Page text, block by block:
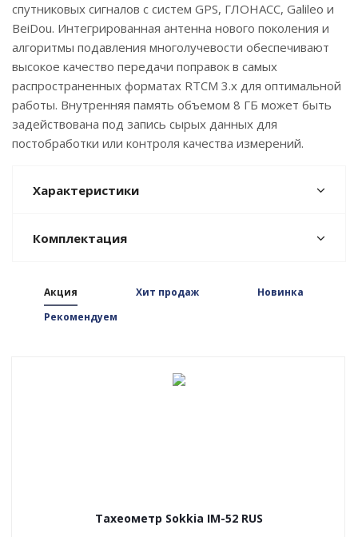
спутниковых сигналов с систем GPS, ГЛОНАСС, Galileo и
BeiDou. Интегрированная антенна нового поколения и
алгоритмы подавления многолучевости обеспечивают
высокое качество передачи поправок в самых
распространенных форматах RTCM 3.x для оптимальной
работы. Внутренняя память объемом 8 ГБ может быть
задействована под запись сырых данных для
постобработки или контроля качества измерений.
Характеристики
Комплектация
Акция Хит продаж
Новинка
Рекомендуем
Тахеометр Sokkia IM-52 RUS